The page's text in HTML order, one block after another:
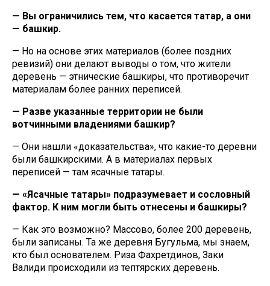
— Вы ограничились тем, что касается татар, а они
— башкир.
— Но на основе этих материалов (более поздних
ревизий) они делают выводы о том, что жители
деревень — этнические башкиры, что противоречит
материалам более ранних переписей.
— Разве указанные территории не были
вотчинными владениями башкир?
— Они нашли «доказательства», что какие-то деревни
были башкирскими. А в материалах первых
переписей — там ясачные татары.
— «Ясачные татары» подразумевает и сословный
фактор. К ним могли быть отнесены и башкиры?
— Как это возможно? Массово, более 200 деревень,
были записаны. Та же деревня Бугульма, мы знаем,
кто был основателем. Риза Фахретдинов, Заки
Валиди происходили из тептярских деревень.